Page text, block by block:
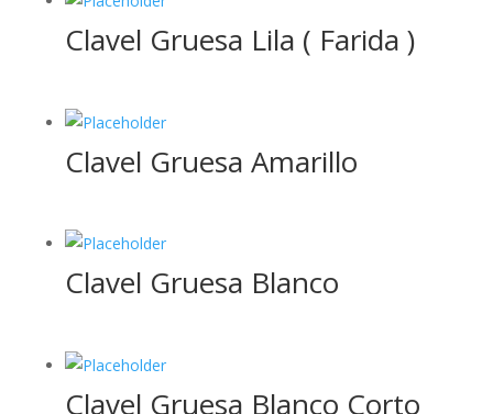
Clavel Gruesa Lila ( Farida )
Clavel Gruesa Amarillo
Clavel Gruesa Blanco
Clavel Gruesa Blanco Corto